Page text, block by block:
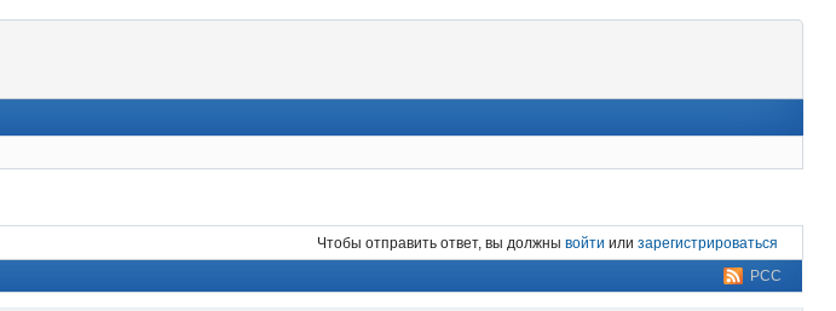
Чтобы отправить ответ, вы должнывойти илизарегистрироваться
РСС